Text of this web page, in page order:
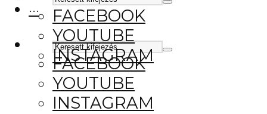
FACEBOOK
YOUTUBE
INSTAGRAM
···
FACEBOOK
YOUTUBE
INSTAGRAM